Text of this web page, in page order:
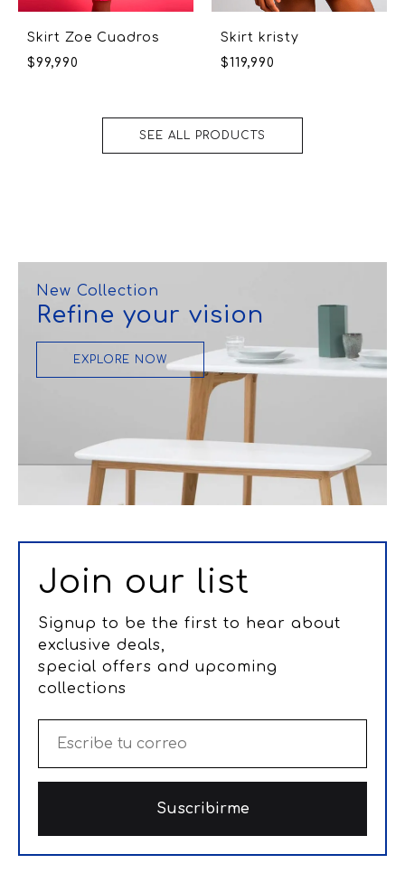
Skirt Zoe Cuadros
$99,990
Skirt kristy
$119,990
SEE ALL PRODUCTS
New Collection
Refine your vision
EXPLORE NOW
Join our list
Signup to be the first to hear about
exclusive deals,
special offers and upcoming
collections